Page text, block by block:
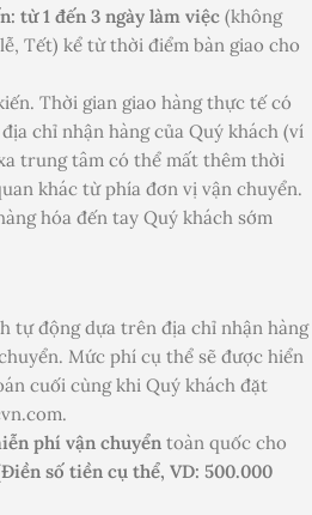
từ 1 đến 3 ngày làm việc (không
Tết) kể từ thời điểm bàn giao cho
Thời gian giao hàng thực tế có
chỉ nhận hàng của Quý khách (ví
trung tâm có thể mất thêm thời
khác từ phía đơn vị vận chuyển.
hóa đến tay Quý khách sớm
tự động dựa trên địa chỉ nhận hàng
Mức phí cụ thể sẽ được hiển
cuối cùng khi Quý khách đặt
phí vận chuyển toàn quốc cho
số tiền cụ thể, VD: 500.000